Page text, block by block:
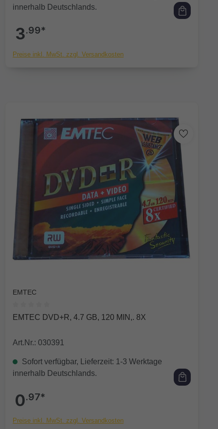
innerhalb Deutschlands.
3.99*
Preise inkl. MwSt. zzgl. Versandkosten
EMTEC
Durchschnittliche Bewertung von 0 von 5 Sternen
EMTEC DVD+R, 4.7 GB, 120 MIN,. 8X
Art.Nr.: 030391
Sofort verfügbar, Lieferzeit: 1-3 Werktage
innerhalb Deutschlands.
0.97*
Preise inkl. MwSt. zzgl. Versandkosten